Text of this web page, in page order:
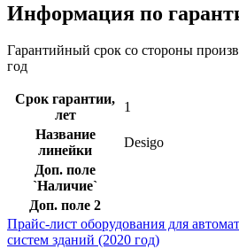
Информация по
Гарантийный срок со стороны
год
Срок гарантии,
лет
1
Название
линейки
Desigo
Доп. поле
`Наличие`
Доп. поле 2
Прайс-лист оборудования для
систем зданий (2020 год)